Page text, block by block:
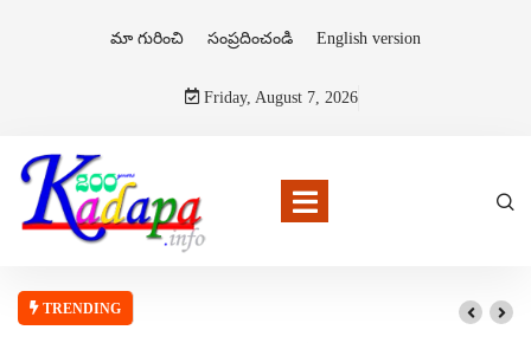
మా గురించి సంప్రదించండి English version
Friday, August 7, 2026
TRENDING